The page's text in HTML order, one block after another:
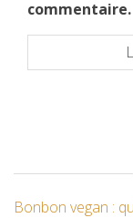
commentaire.
Bonbon vegan :